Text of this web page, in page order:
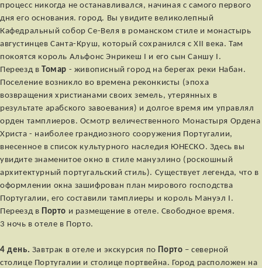
процесс никогда не останавливался, начиная с самого первого
дня его основания. город. Вы увидите великолепный
Кафедральный собор Се-Веля в романском стиле и монастырь
августинцев Санта-Круш, который сохранился с XII века. Там
покоятся король Альфонс Энрикеш I и его сын Саншу I.
Переезд в Томар - живописный город на берегах реки Набан.
Поселение возникло во времена реконкисты (эпоха
возвращения христианами своих земель, утерянных в
результате арабского завоевания) и долгое время им управлял
орден тамплиеров. Осмотр величественного Монастыря Ордена
Христа - наиболее грандиозного сооружения Португалии,
внесенное в список культурного наследия ЮНЕСКО. Здесь вы
увидите знаменитое окно в стиле мануэлино (роскошный
архитектурный португальский стиль). Существует легенда, что в
оформлении окна зашифрован план мирового господства
Португалии, его составили тамплиеры и король Мануэл I.
Переезд в Порто и размещение в отеле. Свободное время.
3 ночь в отеле в Порто.
4 день. Завтрак в отеле и экскурсия по Порто – северной
столице Португалии и столице портвейна. Город расположен на